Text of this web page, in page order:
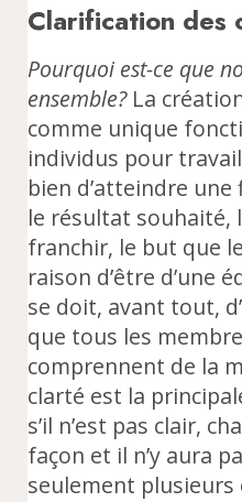
Clarification des
Pourquoi est-ce que
ensemble? La
comme unique
individus pour
bien d’atteindre
le résultat souhaité,
franchir, le but que
raison d’être d’une
se doit, avant tout,
que tous les
comprennent de la
clarté est la
s’il n’est pas clair,
façon et il n’y aura
seulement